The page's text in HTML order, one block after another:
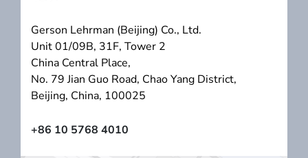
Gerson Lehrman (Beijing) Co., Ltd.
Unit 01/09B, 31F, Tower 2
China Central Place,
No. 79 Jian Guo Road, Chao Yang District,
Beijing, China, 100025
+86 10 5768 4010